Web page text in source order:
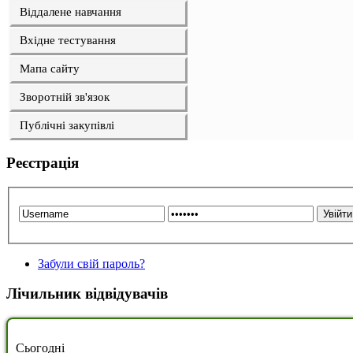
Віддалене навчання
Вхідне тестування
Мапа сайту
Зворотній зв'язок
Публічні закупівлі
Реєстрація
Забули свій пароль?
Лічильник відвідувачів
Сьогодні